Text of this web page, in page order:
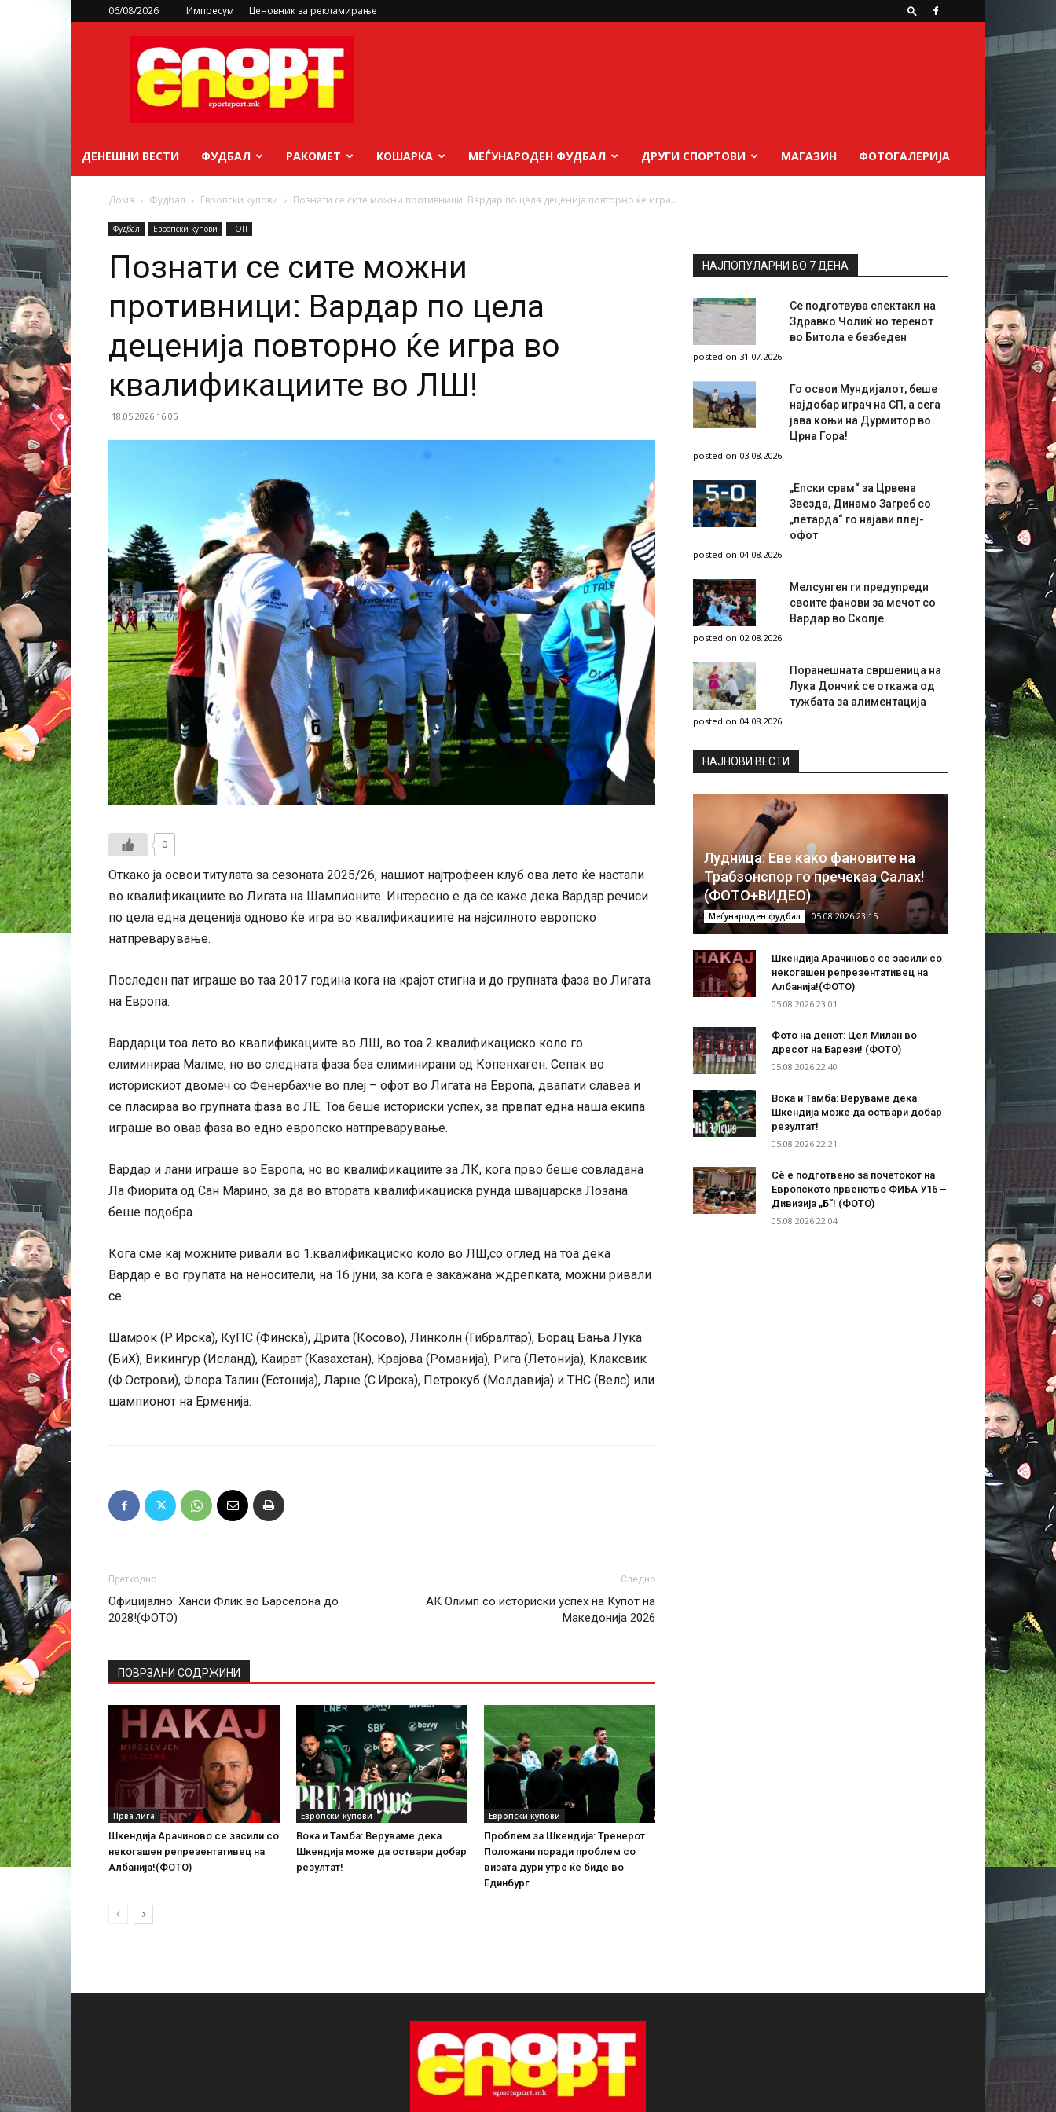
06/08/2026 Импресум Ценовник за рекламирање
sportsport.mk
ДЕНЕШНИ ВЕСТИ ФУДБАЛ РАКОМЕТ КОШАРКА МЕЃУНАРОДЕН ФУДБАЛ ДРУГИ СПОРТОВИ МАГАЗИН ФОТОГАЛЕРИЈА
Дома Фудбал Европски купови Познати се сите можни противници: Вардар по цела деценија повторно ќе игра...
Фудбал Европски купови ТОП
Познати се сите можни
противници: Вардар по цела
деценија повторно ќе игра во
квалификациите во ЛШ!
18.05.2026 16:05
0
Откако ја освои титулата за сезоната 2025/26, нашиот најтрофеен клуб ова лето ќе настапи
во квалификациите во Лигата на Шампионите. Интересно е да се каже дека Вардар речиси
по цела една деценија одново ќе игра во квалификациите на најсилното европско
натпреварување.
Последен пат играше во таа 2017 година кога на крајот стигна и до групната фаза во Лигата
на Европа.
Вардарци тоа лето во квалификациите во ЛШ, во тоа 2.квалификациско коло го
елиминираа Малме, но во следната фаза беа елиминирани од Копенхаген. Сепак во
историскиот двомеч со Фенербахче во плеј – офот во Лигата на Европа, двапати славеа и
се пласираа во групната фаза во ЛЕ. Тоа беше историски успех, за првпат една наша екипа
играше во оваа фаза во едно европско натпреварување.
Вардар и лани играше во Европа, но во квалификациите за ЛК, кога прво беше совладана
Ла Фиорита од Сан Марино, за да во втората квалификациска рунда швајцарска Лозана
беше подобра.
Кога сме кај можните ривали во 1.квалификациско коло во ЛШ,со оглед на тоа дека
Вардар е во групата на неносители, на 16 јуни, за кога е закажана ждрепката, можни ривали
се:
Шамрок (Р.Ирска), КуПС (Финска), Дрита (Косово), Линколн (Гибралтар), Борац Бања Лука
(БиХ), Викингур (Исланд), Каират (Казахстан), Крајова (Романија), Рига (Летонија), Клаксвик
(Ф.Острови), Флора Талин (Естонија), Ларне (С.Ирска), Петрокуб (Молдавија) и ТНС (Велс) или
шампионот на Ерменија.
Претходно
Официјално: Ханси Флик во Барселона до
2028!(ФОТО)
Следно
АК Олимп со историски успех на Купот на
Македонија 2026
ПОВРЗАНИ СОДРЖИНИ
Прва лига
Шкендија Арачиново се засили со
некогашен репрезентативец на
Албанија!(ФОТО)
Европски купови
Вока и Тамба: Веруваме дека
Шкендија може да оствари добар
резултат!
Европски купови
Проблем за Шкендија: Тренерот
Положани поради проблем со
визата дури утре ќе биде во
Единбург
НАЈПОПУЛАРНИ ВО 7 ДЕНА
Се подготвува спектакл на
Здравко Чолиќ но теренот
во Битола е безбеден
posted on 31.07.2026
Го освои Мундијалот, беше
најдобар играч на СП, а сега
јава коњи на Дурмитор во
Црна Гора!
posted on 03.08.2026
„Епски срам“ за Црвена
Звезда, Динамо Загреб со
„петарда“ го најави плеј-
офот
posted on 04.08.2026
Мелсунген ги предупреди
своите фанови за мечот со
Вардар во Скопје
posted on 02.08.2026
Поранешната свршеница на
Лука Дончиќ се откажа од
тужбата за алиментација
posted on 04.08.2026
НAЈНОВИ ВЕСТИ
Лудница: Еве како фановите на
Трабзонспор го пречекаа Салах!
(ФОТО+ВИДЕО)
Меѓународен фудбал 05.08.2026 23:15
Шкендија Арачиново се засили со
некогашен репрезентативец на
Албанија!(ФОТО)
05.08.2026 23:01
Фото на денот: Цел Милан во
дресот на Барези! (ФОТО)
05.08.2026 22:40
Вока и Тамба: Веруваме дека
Шкендија може да оствари добар
резултат!
05.08.2026 22:21
Сѐ е подготвено за почетокот на
Европското првенство ФИБА У16 –
Дивизија „Б“! (ФОТО)
05.08.2026 22:04